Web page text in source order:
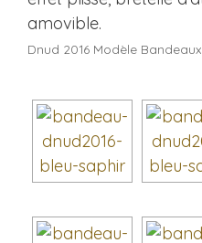
Dnud 2016 Modèle Bandeaux